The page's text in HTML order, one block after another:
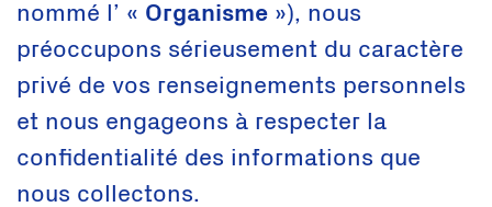
nommé l’ « Organisme »), nous
préoccupons sérieusement du caractère
privé de vos renseignements personnels
et nous engageons à respecter la
confidentialité des informations que
nous collectons.